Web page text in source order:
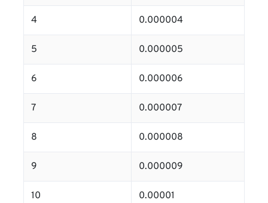
4 0.000004
5 0.000005
6 0.000006
7 0.000007
8 0.000008
9 0.000009
10 0.00001